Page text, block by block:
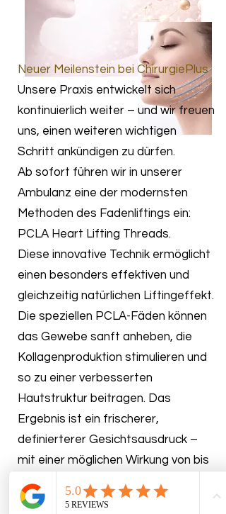
Neuer Meilenstein bei ChirurgiePlus
Unsere Praxis entwickelt sich
kontinuierlich weiter – und wir freuen
uns, einen weiteren wichtigen
Schritt ankündigen zu dürfen.
Ab sofort führen wir in unserer
Ambulanz eine der modernsten
Methoden des Fadenliftings ein:
PCLA Heart Lifting Threads.
Diese innovative Technik ermöglicht
einen besonders effektiven und
gleichzeitig natürlichen Liftingeffekt.
Die speziellen PCLA-Fäden können
das Gewebe sanft anheben, die
Kollagenproduktion stimulieren und
so zu einer verbesserten
Hautstruktur beitragen. Das
Ergebnis ist ein frischerer,
definierterer Gesichtsausdruck –
mit einer möglichen Wirkung von bis
zu 24 Monaten.